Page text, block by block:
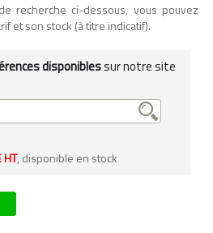
recherche ci-dessous, vous pouvez
et son stock (à titre indicatif).
disponiblessur notre site
HT, disponible en stock